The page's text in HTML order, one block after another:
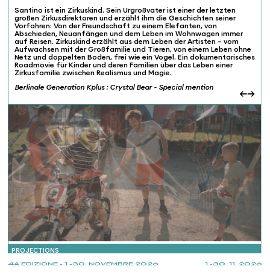
1.-30. 11. 2026
4A EDIZIONE - 1.-30. NOVEMBRE 2026
Santino ist ein Zirkuskind. Sein Urgroßvater ist einer der letzten
großen Zirkusdirektoren und erzählt ihm die Geschichten seiner
Vorfahren: Von der Freundschaft zu einem Elefanten, von
Abschieden, Neuanfängen und dem Leben im Wohnwagen immer
auf Reisen. Zirkuskind erzählt aus dem Leben der Artisten – vom
Aufwachsen mit der Großfamilie und Tieren, von einem Leben ohne
Netz und doppelten Boden, frei wie ein Vogel. Ein dokumentarisches
Roadmovie für Kinder und deren Familien über das Leben einer
Zirkusfamilie zwischen Realismus und Magie.
Berlinale Generation Kplus : Crystal Bear - Special mention
←→
PROJECTIONS